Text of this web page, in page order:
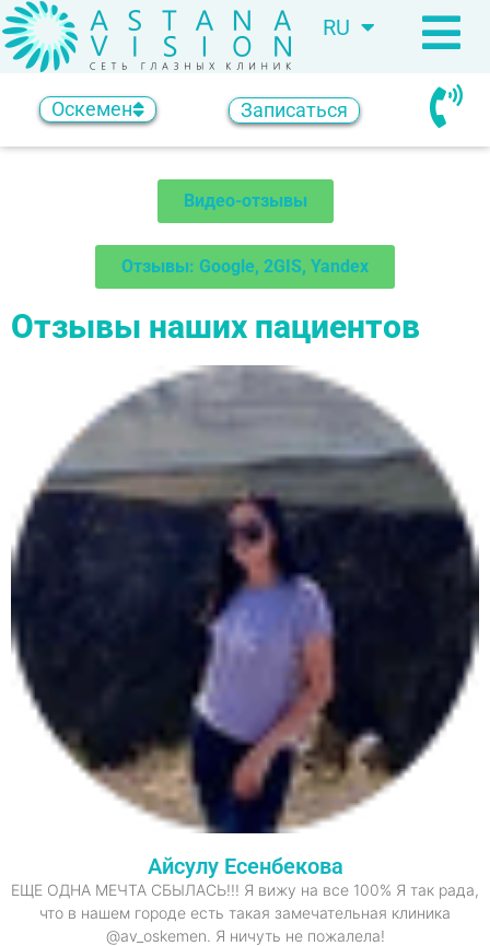
RU
KZ
Оскемен Записаться
Видео-отзывы
Отзывы: Google, 2GIS, Yandex
Отзывы наших пациентов
Айсулу Есенбекова
ЕЩЕ ОДНА МЕЧТА СБЫЛАСЬ!!! Я вижу на все 100% Я так рада,
что в нашем городе есть такая замечательная клиника
@av_oskemen. Я ничуть не пожалела!